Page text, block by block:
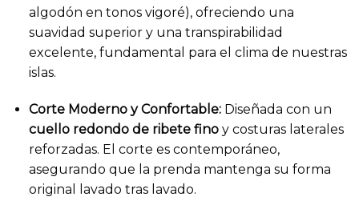
algodón en tonos vigoré), ofreciendo una
suavidad superior y una transpirabilidad
excelente, fundamental para el clima de nuestras
islas.
Corte Moderno y Confortable:Diseñada con un
cuello redondo de ribete finoy costuras laterales
reforzadas. El corte es contemporáneo,
asegurando que la prenda mantenga su forma
original lavado tras lavado.